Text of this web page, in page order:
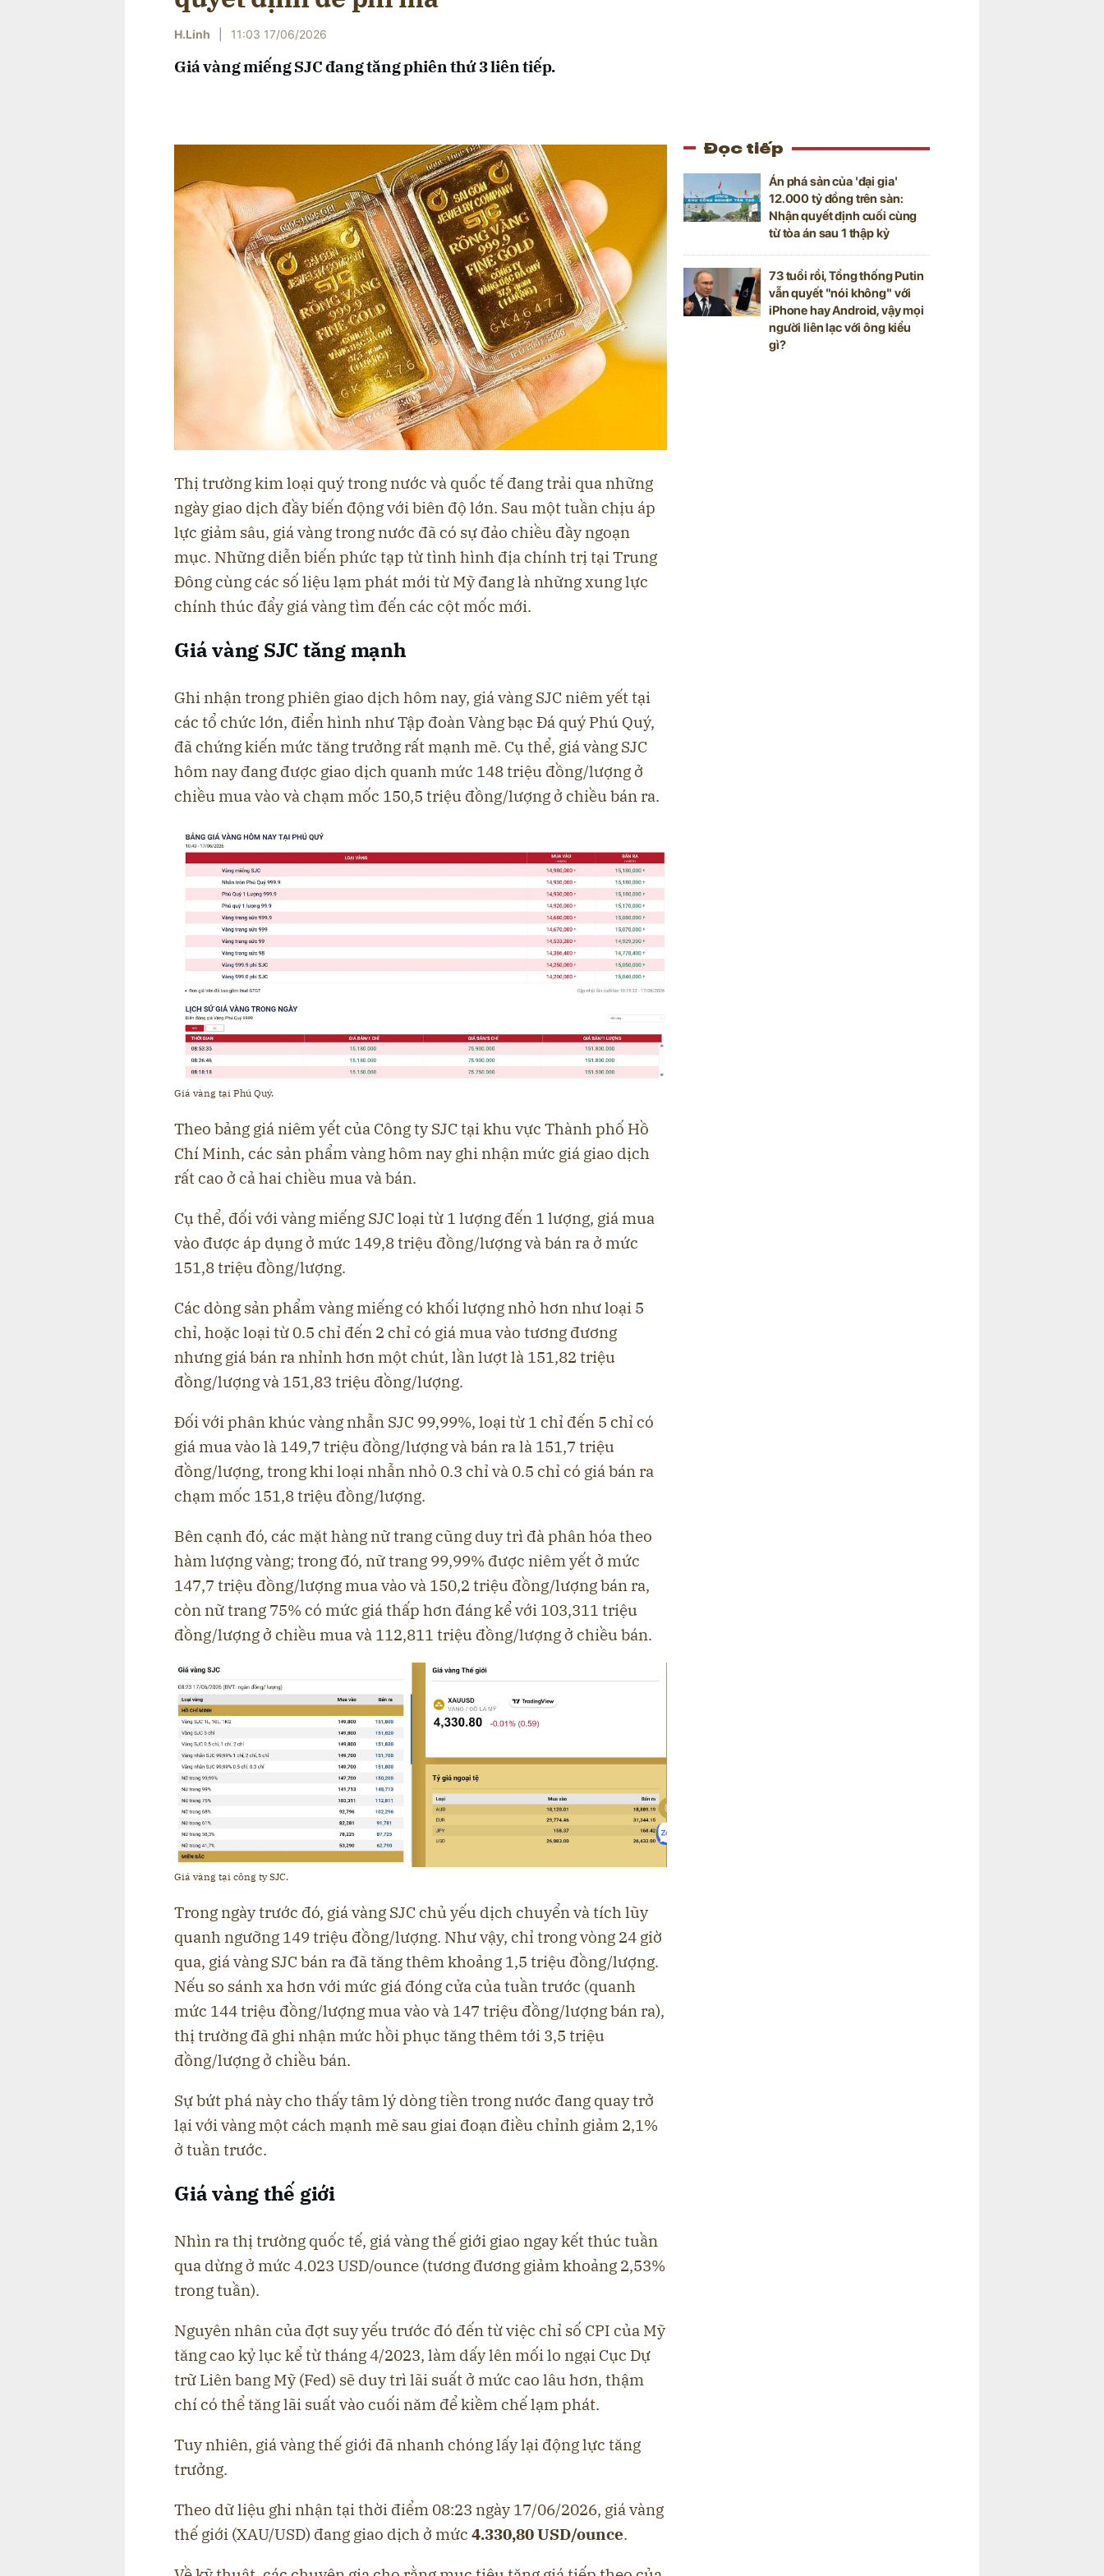
H.Linh 11:03 17/06/2026
Giá vàng miếng SJC đang tăng phiên thứ 3 liên tiếp.
Thị trường kim loại quý trong nước và quốc tế đang trải qua những
ngày giao dịch đầy biến động với biên độ lớn. Sau một tuần chịu áp
lực giảm sâu, giá vàng trong nước đã có sự đảo chiều đầy ngoạn
mục. Những diễn biến phức tạp từ tình hình địa chính trị tại Trung
Đông cùng các số liệu lạm phát mới từ Mỹ đang là những xung lực
chính thúc đẩy giá vàng tìm đến các cột mốc mới.
Giá vàng SJC tăng mạnh
Ghi nhận trong phiên giao dịch hôm nay, giá vàng SJC niêm yết tại
các tổ chức lớn, điển hình như Tập đoàn Vàng bạc Đá quý Phú Quý,
đã chứng kiến mức tăng trưởng rất mạnh mẽ. Cụ thể, giá vàng SJC
hôm nay đang được giao dịch quanh mức 148 triệu đồng/lượng ở
chiều mua vào và chạm mốc 150,5 triệu đồng/lượng ở chiều bán ra.
Giá vàng tại Phú Quý.
Theo bảng giá niêm yết của Công ty SJC tại khu vực Thành phố Hồ
Chí Minh, các sản phẩm vàng hôm nay ghi nhận mức giá giao dịch
rất cao ở cả hai chiều mua và bán.
Cụ thể, đối với vàng miếng SJC loại từ 1 lượng đến 1 lượng, giá mua
vào được áp dụng ở mức 149,8 triệu đồng/lượng và bán ra ở mức
151,8 triệu đồng/lượng.
Các dòng sản phẩm vàng miếng có khối lượng nhỏ hơn như loại 5
chỉ, hoặc loại từ 0.5 chỉ đến 2 chỉ có giá mua vào tương đương
nhưng giá bán ra nhỉnh hơn một chút, lần lượt là 151,82 triệu
đồng/lượng và 151,83 triệu đồng/lượng.
Đối với phân khúc vàng nhẫn SJC 99,99%, loại từ 1 chỉ đến 5 chỉ có
giá mua vào là 149,7 triệu đồng/lượng và bán ra là 151,7 triệu
đồng/lượng, trong khi loại nhẫn nhỏ 0.3 chỉ và 0.5 chỉ có giá bán ra
chạm mốc 151,8 triệu đồng/lượng.
Bên cạnh đó, các mặt hàng nữ trang cũng duy trì đà phân hóa theo
hàm lượng vàng; trong đó, nữ trang 99,99% được niêm yết ở mức
147,7 triệu đồng/lượng mua vào và 150,2 triệu đồng/lượng bán ra,
còn nữ trang 75% có mức giá thấp hơn đáng kể với 103,311 triệu
đồng/lượng ở chiều mua và 112,811 triệu đồng/lượng ở chiều bán.
Giá vàng tại công ty SJC.
Trong ngày trước đó, giá vàng SJC chủ yếu dịch chuyển và tích lũy
quanh ngưỡng 149 triệu đồng/lượng. Như vậy, chỉ trong vòng 24 giờ
qua, giá vàng SJC bán ra đã tăng thêm khoảng 1,5 triệu đồng/lượng.
Nếu so sánh xa hơn với mức giá đóng cửa của tuần trước (quanh
mức 144 triệu đồng/lượng mua vào và 147 triệu đồng/lượng bán ra),
thị trường đã ghi nhận mức hồi phục tăng thêm tới 3,5 triệu
đồng/lượng ở chiều bán.
Sự bứt phá này cho thấy tâm lý dòng tiền trong nước đang quay trở
lại với vàng một cách mạnh mẽ sau giai đoạn điều chỉnh giảm 2,1%
ở tuần trước.
Giá vàng thế giới
Nhìn ra thị trường quốc tế, giá vàng thế giới giao ngay kết thúc tuần
qua dừng ở mức 4.023 USD/ounce (tương đương giảm khoảng 2,53%
trong tuần).
Nguyên nhân của đợt suy yếu trước đó đến từ việc chỉ số CPI của Mỹ
tăng cao kỷ lục kể từ tháng 4/2023, làm dấy lên mối lo ngại Cục Dự
trữ Liên bang Mỹ (Fed) sẽ duy trì lãi suất ở mức cao lâu hơn, thậm
chí có thể tăng lãi suất vào cuối năm để kiềm chế lạm phát.
Tuy nhiên, giá vàng thế giới đã nhanh chóng lấy lại động lực tăng
trưởng.
Theo dữ liệu ghi nhận tại thời điểm 08:23 ngày 17/06/2026, giá vàng
thế giới (XAU/USD) đang giao dịch ở mức 4.330,80 USD/ounce.
Đọc tiếp
Án phá sản của 'đại gia'
12.000 tỷ đồng trên sàn:
Nhận quyết định cuối cùng
từ tòa án sau 1 thập kỷ
73 tuổi rồi, Tổng thống Putin
vẫn quyết "nói không" với
iPhone hay Android, vậy mọi
người liên lạc với ông kiểu
gì?